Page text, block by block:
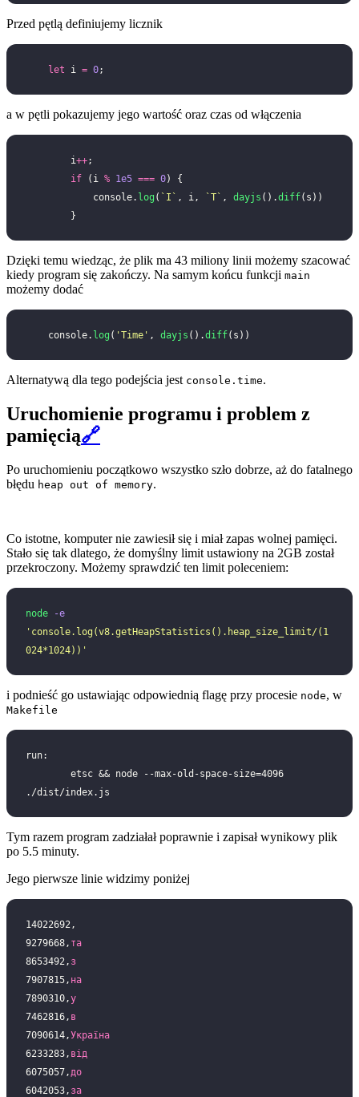
Przed pętlą definiujemy licznik
    let
i = 0;
a w pętli pokazujemy jego wartość oraz czas od włączenia
        i
++;
        if
(i % 1e5 === 0) {
            console.
log ( `I` , i, `T` , dayjs ().diff(s))
        }
Dzięki temu wiedząc, że plik ma 43 miliony linii możemy szacować
kiedy program się zakończy. Na samym końcu funkcji main
możemy dodać
    console.
log ( ' Time ' , dayjs ().diff(s))
Alternatywą dla tego podejścia jest console.time.
Uruchomienie programu i problem z
pamięcią🔗
Po uruchomieniu początkowo wszystko szło dobrze, aż do fatalnego
błędu heap out of memory.
Co istotne, komputer nie zawiesił się i miał zapas wolnej pamięci.
Stało się tak dlatego, że domyślny limit ustawiony na 2GB został
przekroczony. Możemy sprawdzić ten limit poleceniem:
node -e
' console.log(v8.getHeapStatistics().heap_size_limit/(1
024*1024)) '
i podnieść go ustawiając odpowiednią flagę przy procesie node, w
Makefile
run:
./dist/index.js
Tym razem program zadziałał poprawnie i zapisał wynikowy plik
po 5.5 minuty.
Jego pierwsze linie widzimy poniżej
14022692,
9279668, та
8653492, з
7907815, на
7890310,у
7462816, в
7090614,Україна
6233283, від
6075057, до
6042053, за